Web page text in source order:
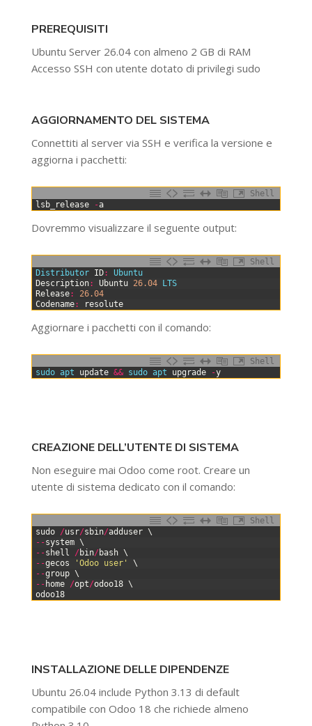
PREREQUISITI
Ubuntu Server 26.04 con almeno 2 GB di RAM
Accesso SSH con utente dotato di privilegi sudo
AGGIORNAMENTO DEL SISTEMA
Connettiti al server via SSH e verifica la versione e
aggiorna i pacchetti:
Shell
lsb_release -a
Dovremmo visualizzare il seguente output:
Shell
Distributor ID:
Ubuntu
Description: Ubuntu 26.04
LTS
Release:
26.04
Codename: resolute
Aggiornare i pacchetti con il comando:
Shell
sudo apt update && sudo apt upgrade -y
CREAZIONE DELL’UTENTE DI SISTEMA
Non eseguire mai Odoo come root. Creare un
utente di sistema dedicato con il comando:
Shell
sudo /usr/sbin/adduser \
--system \
--shell / bin/ bash \
--gecos 'Odoo user'
\
--group \
-- home /opt/odoo18 \
odoo18
INSTALLAZIONE DELLE DIPENDENZE
Ubuntu 26.04 include Python 3.13 di default
compatibile con Odoo 18 che richiede almeno